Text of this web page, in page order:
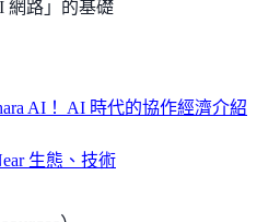
網路」的基礎
AI！ AI 時代的協作經濟介紹
生態、技術